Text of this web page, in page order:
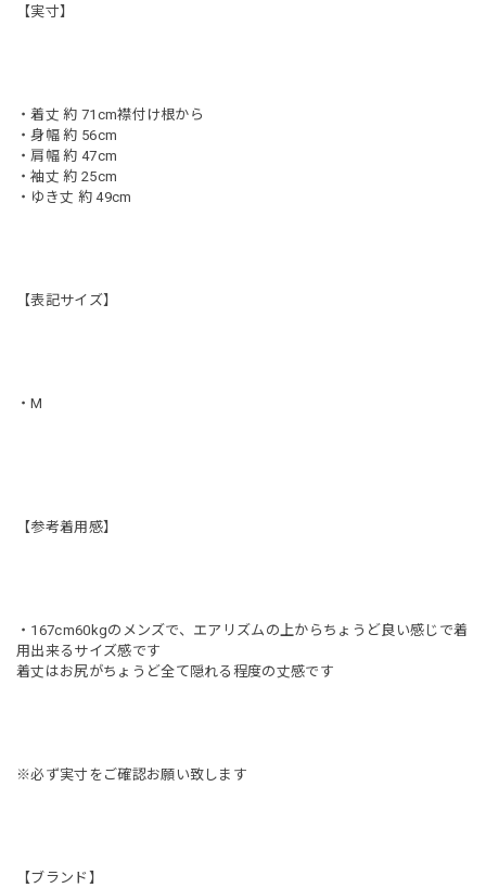
【実寸】
・着丈 約 71cm襟付け根から
・身幅 約 56cm
・肩幅 約 47cm
・袖丈 約 25cm
・ゆき丈 約 49cm
【表記サイズ】
・M
【参考着用感】
・167cm60kgのメンズで、エアリズムの上からちょうど良い感じで着
用出来るサイズ感です
着丈はお尻がちょうど全て隠れる程度の丈感です
※必ず実寸をご確認お願い致します
【ブランド】